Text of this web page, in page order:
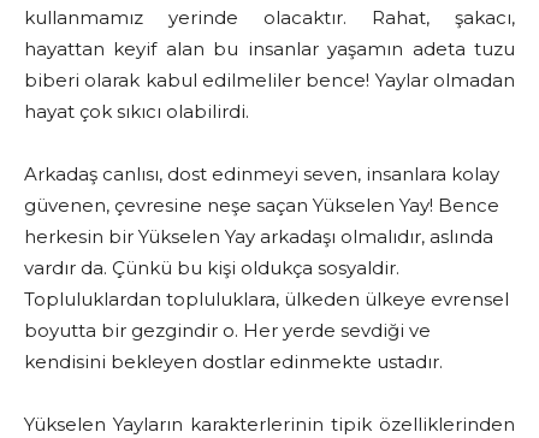
kullanmamız yerinde olacaktır. Rahat, şakacı,
hayattan keyif alan bu insanlar yaşamın adeta tuzu
biberi olarak kabul edilmeliler bence! Yaylar olmadan
hayat çok sıkıcı olabilirdi.
Arkadaş canlısı, dost edinmeyi seven, insanlara kolay
güvenen, çevresine neşe saçan Yükselen Yay! Bence
herkesin bir Yükselen Yay arkadaşı olmalıdır, aslında
vardır da. Çünkü bu kişi oldukça sosyaldir.
Topluluklardan topluluklara, ülkeden ülkeye evrensel
boyutta bir gezgindir o. Her yerde sevdiği ve
kendisini bekleyen dostlar edinmekte ustadır.
Yükselen Yayların karakterlerinin tipik özelliklerinden